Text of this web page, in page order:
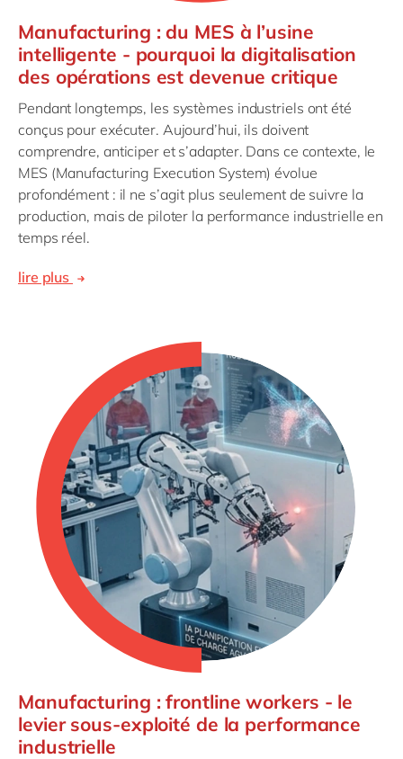
Manufacturing : du MES à l’usine
intelligente - pourquoi la digitalisation
des opérations est devenue critique
Pendant longtemps, les systèmes industriels ont été
conçus pour exécuter. Aujourd’hui, ils doivent
comprendre, anticiper et s’adapter. Dans ce contexte, le
MES (Manufacturing Execution System) évolue
profondément : il ne s’agit plus seulement de suivre la
production, mais de piloter la performance industrielle en
temps réel.
lire plus
Manufacturing : frontline workers - le
levier sous-exploité de la performance
industrielle